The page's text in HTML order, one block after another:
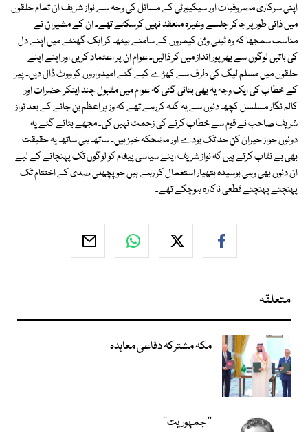
اپنی سرکاری مصروفیات اور سیکیورٹی کے مسائل کی وجہ سے نواز شریف ان تمام حلقوں
میں ذاتی طورپر جاکر جلسے وغیرہ منعقد نہیں کرسکتے تھے۔ ان کے مشیران نے
مناسب سمجھا کہ وہ ٹیلی وژن کیمروں کے سامنے بیٹھ کر ایک گھنٹے میں اپنے دل
کی باتیں لوگوں سے بھرپور انداز میں کر ڈالیں۔ عوام ان پر اعتماد کریں اور اپنے اپنے
حلقوں میں مسلم لیگ کی طرف سے کھڑے کیے گئے امیدواروں کو ووٹ ڈال دیں۔ پیر
کے خطاب کی ایک وجہ یہ بھی بتائی گئی کہ عوام میں مقبول چند اینکر حضرات اور
کالم نگار مسلسل کچھ دنوں سے یہ گلہ کررہے تھے کہ وزیر اعظم بن جانے کے بعد نواز
شریف صاحب نے قوم سے خطاب کرنے کی زحمت نہیں کی۔ مجھے بتائے گئے یہ
دونوں جواز حیران کن حد تک بودے اور مضحکہ خیز ہیں۔ ساتھ ہی ساتھ یہ حقیقت
بھی بے نقاب کرتے ہیں کہ نواز شریف اپنے سیاسی پیغام کو لوگوں تک پہنچانے کے لیے
ان دنوں بھی وہی بوسیدہ ہتھیار استعمال کر رہے ہیں جو پچھلی صدی کے اختتام تک
پہنچتے پہنچتے قطعی ناکارہ ہوچکے تھے۔
متعلقہ
مکہ مشترکہ دفاعی معاہدہ
’’ جمہوریت‘‘